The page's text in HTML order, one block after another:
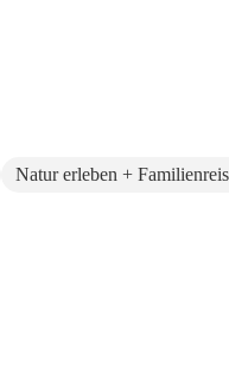
Natur erleben +